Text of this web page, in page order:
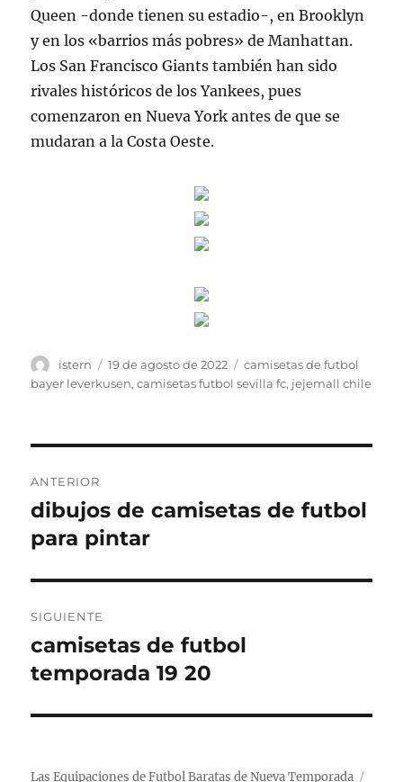
Queen -donde tienen su estadio-, en Brooklyn
y en los «barrios más pobres» de Manhattan.
Los San Francisco Giants también han sido
rivales históricos de los Yankees, pues
comenzaron en Nueva York antes de que se
mudaran a la Costa Oeste.
Autor
istern
Publicado
el
19 de agosto de 2022 Etiquetas
camisetas de futbol
bayer leverkusen,camisetas futbol sevilla fc, jejemall chile
de
entradas
ANTERIOR
Entrada
anterior:
dibujos de camisetas de futbol
para pintar
SIGUIENTE
Entrada
siguiente:
camisetas de futbol
temporada 19 20
Las Equipaciones de Futbol Baratas de Nueva Temporada